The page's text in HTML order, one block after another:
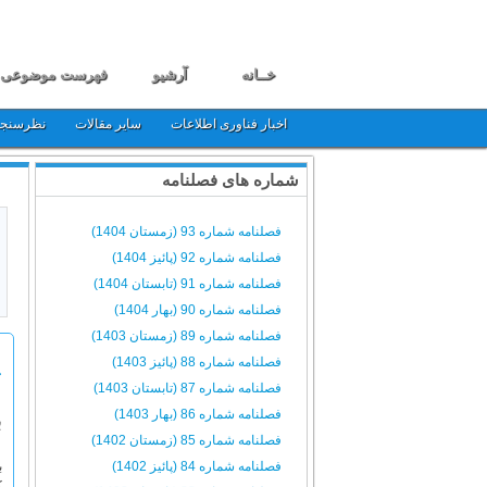
خــانه آرشیو فهرست موضوعی
اخبار فناوری اطلاعات سایر مقالات
شماره های فصلنامه
فصلنامه شماره 93 (زمستان 1404)
فصلنامه شماره 92 (پائیز 1404)
فصلنامه شماره 91 (تابستان 1404)
فصلنامه شماره 90 (بهار 1404)
فصلنامه شماره 89 (زمستان 1403)
فصلنامه شماره 88 (پائیز 1403)
فصلنامه شماره 87 (تابستان 1403)
فصلنامه شماره 86 (بهار 1403)
فصلنامه شماره 85 (زمستان 1402)
فصلنامه شماره 84 (پائیز 1402)